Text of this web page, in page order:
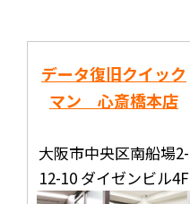
データ復旧クイック
マン 心斎橋本店
大阪市中央区南船場2-
12-10 ダイゼンビル4F